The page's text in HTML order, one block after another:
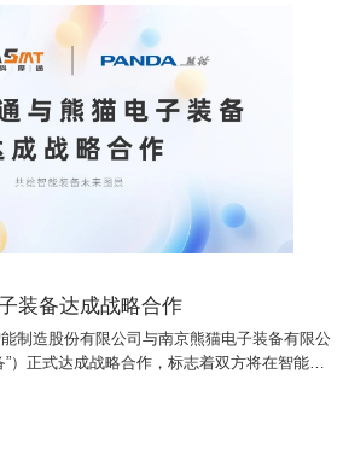
更彰显了严家祥作为行业专家的责任感——通过
新能源汽车产业在全球竞争中占据先机奠定基
器人的跨界探索面对智能制造的多元化趋势，
已将视野拓展至人形机器人领域。依托在汽车
动控制等技术经验，团队正探索人形机器人在
，相关技术攻关已取得阶段性进展，为未来人
了新的技术路径。严家祥表示：“无论是汽车
在于通过技术创新解决实际问题。中科摩通将
域融合，为智能制造提供更全面的解决方
领者，严家祥以二十年如一日的专注与热忱，
的完美融合。在中科摩通，他不仅是技术创新
汽车与人形机器人的双赛道上协同发展，为中
元的关键一步。01 强强联合，破解行业智能
与同济大学专家团队，旨在通过"技术引进+本
外新能源装备制造中的智能化痛点。围绕新能
全方位、多层次的战略合作。从项目投资到技
上日程，目标直指“参与并主导全球智能制造
表示：“中国智能制造的速度与潜力令人惊叹，
野，将是驱动下一代工业革命的核心引
示范标杆签约仪式上，常州市钟楼区政府领导
际技术合作是钟楼区落实"智能制造"战略的关
环境，为项目落地提供政策支持与资源对接，
、新能源装备制造为载体的产业生态集群。中
本次合作为契机，加速技术成果转化，为长三
板经验。03 技术赋能，开启智能生产新篇章
合作注入全球领先的技术理念与战略视野。预
智能在新能源汽车制造中的颠覆性应用，从自
打造跨洲际技术生态链！此次Jürgen
中科摩通的联手，不仅是中德科技合作的一次
装备达成战略合作
制造股份有限公司与南京熊猫电子装备有限公
）正式达成战略合作，标志着双方将在智能装
章。此次合作立足国家“双碳”战略与制造业高
优势，旨在推动新能源产业智能制造水平的迭
动能。熊猫电子装备 深耕智造三十载的国家